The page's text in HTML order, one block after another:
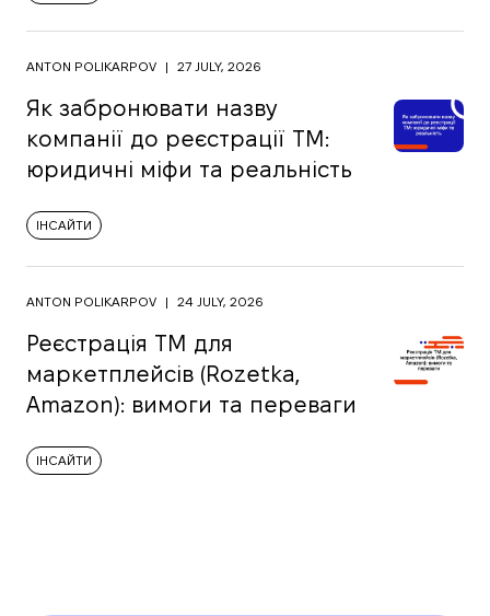
ANTON POLIKARPOV | 27 JULY, 2026
Як забронювати назву
компанії до реєстрації ТМ:
юридичні міфи та реальність
ІНСАЙТИ
ANTON POLIKARPOV | 24 JULY, 2026
Реєстрація ТМ для
маркетплейсів (Rozetka,
Amazon): вимоги та переваги
ІНСАЙТИ